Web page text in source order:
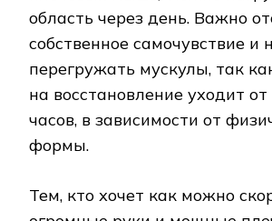
область через день. Важно
собственное самочувствие и
перегружать мускулы, так
на восстановление уходит
часов, в зависимости от
формы.
Тем, кто хочет как можно